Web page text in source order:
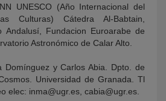
UNESCO (Año Internacional del
Culturas) Cátedra Al-Babtain,
Andalusí, Fundacion Euroarabe de
Astronómico de Calar Alto.
Domínguez y Carlos Abia. Dpto. de
Universidad de Granada. Tl
elec: inma@ugr.es, cabia@ugr.es.